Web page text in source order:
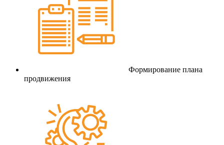
Формирование плана
продвижения